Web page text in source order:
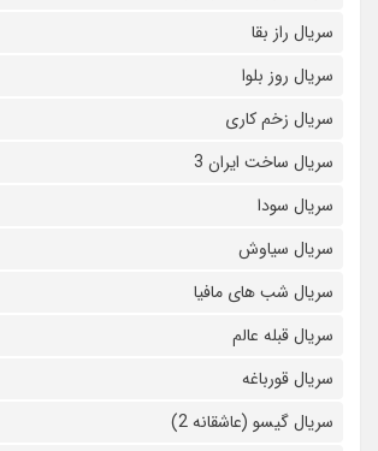
سریال راز بقا
سریال روز بلوا
سریال زخم کاری
سریال ساخت ایران 3
سریال سودا
سریال سیاوش
سریال شب های مافیا
سریال قبله عالم
سریال قورباغه
سریال گیسو (عاشقانه 2)